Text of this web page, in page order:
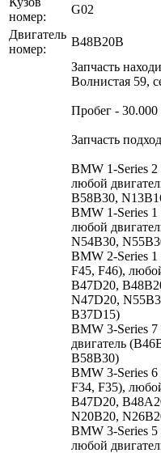
номер:
G02
Двигатель
номер:
B48B20B
Запчасть
Волнистая 59,
Пробег - 30.000
Запчасть
BMW 1-Series 2
любой
B58B30,
BMW 1-Series 1
любой
N54B30,
BMW 2-Series 1
F45, F46),
B47D20,
N47D20,
B37D15)
BMW 3-Series
двигатель
B58B30)
BMW 3-Series 6
F34, F35),
B47D20,
N20B20,
BMW 3-Series 5
любой